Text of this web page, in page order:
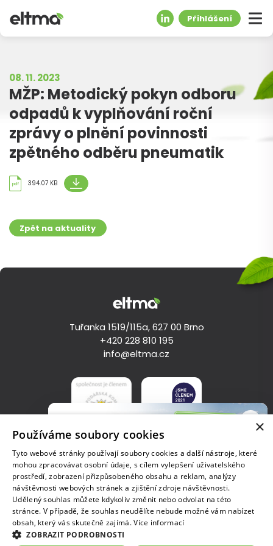
Přihlášení
08. 11. 2023
MŽP: Metodický pokyn odboru
odpadů k vyplňování roční
zprávy o plnění povinnosti
zpětného odběru pneumatik
pdf 394.07 KB
Zpět na aktuality
Tuřanka 1519/115a, 627 00 Brno
+420 228 810 195
info@eltma.cz
Zásady zpracování osobních údajů
Copyright © 2023, ELT Management Company Czech Republic
s.r.o.
IČO: 04684010, Tuřanka 1519/115a, 627 00 Brno, zapsaná v
obchodním rejstříku vedeném u Krajského soudu v Brně, sp.zn.
Celostátní soutěž
Pneu na cestě za lepším
Přihlaste svůj projekt o správném nakládání
s pneumatikami a vyhrajte až 30 tisíc!
×
Používáme soubory cookies
Tyto webové stránky používají soubory cookies a další nástroje, které
mohou zpracovávat osobní údaje, s cílem vylepšení uživatelského
prostředí, zobrazení přizpůsobeného obsahu a reklam, analýzy
návštěvnosti webových stránek a zjištění zdroje návštěvnosti.
Udělený souhlas můžete kdykoliv změnit nebo odvolat na této
stránce. V případě, že souhlas neudělíte nebude možné vám nabízet
obsah, který vás skutečně zajímá.Více informací
ZOBRAZIT PODROBNOSTI